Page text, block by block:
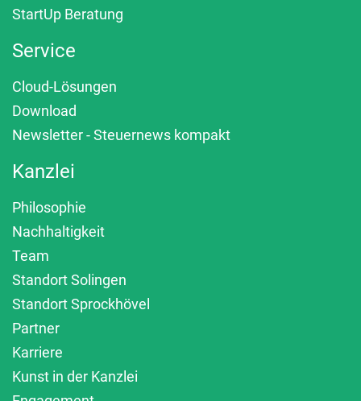
StartUp Beratung
Service
Cloud-Lösungen
Download
Newsletter - Steuernews kompakt
Kanzlei
Philosophie
Nachhaltigkeit
Team
Standort Solingen
Standort Sprockhövel
Partner
Karriere
Kunst in der Kanzlei